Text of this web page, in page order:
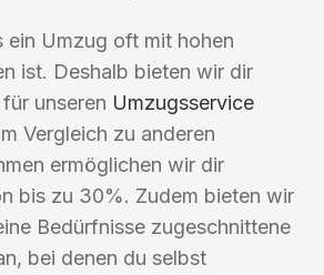
ein Umzug oft mit hohen
ist. Deshalb bieten wir dir
unseren Umzugsservice
Vergleich zu anderen
ermöglichen wir dir
bis zu 30%. Zudem bieten wir
Bedürfnisse zugeschnittene
bei denen du selbst